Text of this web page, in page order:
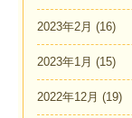
2023年2月 (16)
2023年1月 (15)
2022年12月 (19)